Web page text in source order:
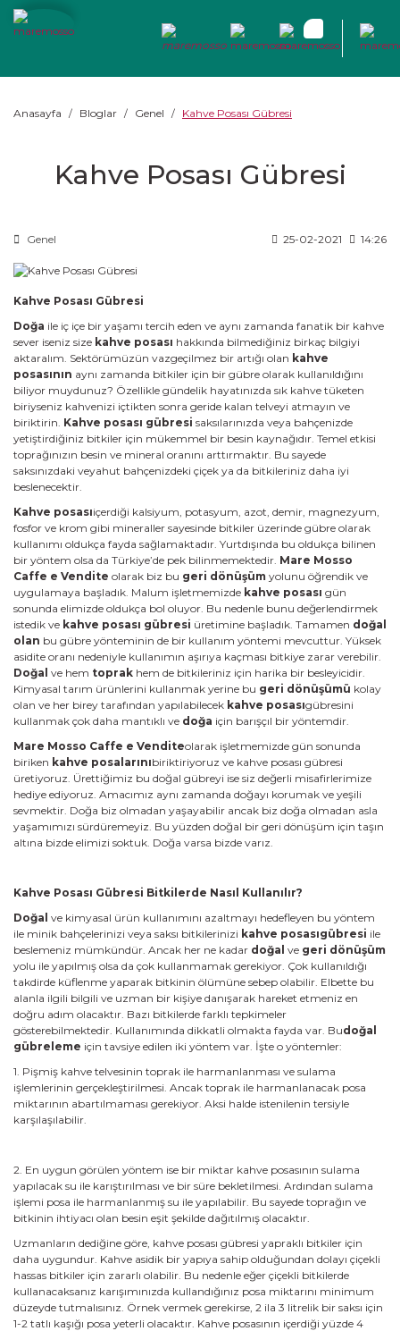
Anasayfa Bloglar Genel Kahve Posası Gübresi
Kahve Posası Gübresi
Genel 25-02-2021 14:26
Kahve Posası Gübresi
Doğa ile iç içe bir yaşamı tercih eden ve aynı zamanda fanatik bir kahve
sever iseniz size kahve posası hakkında bilmediğiniz birkaç bilgiyi
aktaralım. Sektörümüzün vazgeçilmez bir artığı olan kahve
posasının aynı zamanda bitkiler için bir gübre olarak kullanıldığını
biliyor muydunuz? Özellikle gündelik hayatınızda sık kahve tüketen
biriyseniz kahvenizi içtikten sonra geride kalan telveyi atmayın ve
biriktirin. Kahve posası gübresi saksılarınızda veya bahçenizde
yetiştirdiğiniz bitkiler için mükemmel bir besin kaynağıdır. Temel etkisi
toprağınızın besin ve mineral oranını arttırmaktır. Bu sayede
saksınızdaki veyahut bahçenizdeki çiçek ya da bitkileriniz daha iyi
beslenecektir.
Kahve posasıiçerdiği kalsiyum, potasyum, azot, demir, magnezyum,
fosfor ve krom gibi mineraller sayesinde bitkiler üzerinde gübre olarak
kullanımı oldukça fayda sağlamaktadır. Yurtdışında bu oldukça bilinen
bir yöntem olsa da Türkiye’de pek bilinmemektedir. Mare Mosso
Caffe e Vendite olarak biz bu geri dönüşüm yolunu öğrendik ve
uygulamaya başladık. Malum işletmemizde kahve posası gün
sonunda elimizde oldukça bol oluyor. Bu nedenle bunu değerlendirmek
istedik ve kahve posası gübresi üretimine başladık. Tamamen doğal
olan bu gübre yönteminin de bir kullanım yöntemi mevcuttur. Yüksek
asidite oranı nedeniyle kullanımın aşırıya kaçması bitkiye zarar verebilir.
Doğal ve hem toprak hem de bitkileriniz için harika bir besleyicidir.
Kimyasal tarım ürünlerini kullanmak yerine bu geri dönüşümü kolay
olan ve her birey tarafından yapılabilecek kahve posasıgübresini
kullanmak çok daha mantıklı ve doğa için barışçıl bir yöntemdir.
Mare Mosso Caffe e Venditeolarak işletmemizde gün sonunda
biriken kahve posalarınıbiriktiriyoruz ve kahve posası gübresi
üretiyoruz. Ürettiğimiz bu doğal gübreyi ise siz değerli misafirlerimize
hediye ediyoruz. Amacımız aynı zamanda doğayı korumak ve yeşili
sevmektir. Doğa biz olmadan yaşayabilir ancak biz doğa olmadan asla
yaşamımızı sürdüremeyiz. Bu yüzden doğal bir geri dönüşüm için taşın
altına bizde elimizi soktuk. Doğa varsa bizde varız.
Kahve Posası Gübresi Bitkilerde Nasıl Kullanılır?
Doğal ve kimyasal ürün kullanımını azaltmayı hedefleyen bu yöntem
ile minik bahçelerinizi veya saksı bitkilerinizi kahve posasıgübresi ile
beslemeniz mümkündür. Ancak her ne kadar doğal ve geri dönüşüm
yolu ile yapılmış olsa da çok kullanmamak gerekiyor. Çok kullanıldığı
takdirde küflenme yaparak bitkinin ölümüne sebep olabilir. Elbette bu
alanla ilgili bilgili ve uzman bir kişiye danışarak hareket etmeniz en
doğru adım olacaktır. Bazı bitkilerde farklı tepkimeler
gösterebilmektedir. Kullanımında dikkatli olmakta fayda var. Budoğal
gübreleme için tavsiye edilen iki yöntem var. İşte o yöntemler:
1. Pişmiş kahve telvesinin toprak ile harmanlanması ve sulama
işlemlerinin gerçekleştirilmesi. Ancak toprak ile harmanlanacak posa
miktarının abartılmaması gerekiyor. Aksi halde istenilenin tersiyle
karşılaşılabilir.
2. En uygun görülen yöntem ise bir miktar kahve posasının sulama
yapılacak su ile karıştırılması ve bir süre bekletilmesi. Ardından sulama
işlemi posa ile harmanlanmış su ile yapılabilir. Bu sayede toprağın ve
bitkinin ihtiyacı olan besin eşit şekilde dağıtılmış olacaktır.
Uzmanların dediğine göre, kahve posası gübresi yapraklı bitkiler için
daha uygundur. Kahve asidik bir yapıya sahip olduğundan dolayı çiçekli
hassas bitkiler için zararlı olabilir. Bu nedenle eğer çiçekli bitkilerde
kullanacaksanız karışımınızda kullandığınız posa miktarını minimum
düzeyde tutmalısınız. Örnek vermek gerekirse, 2 ila 3 litrelik bir saksı için
1-2 tatlı kaşığı posa yeterli olacaktır. Kahve posasının içerdiği yüzde 4